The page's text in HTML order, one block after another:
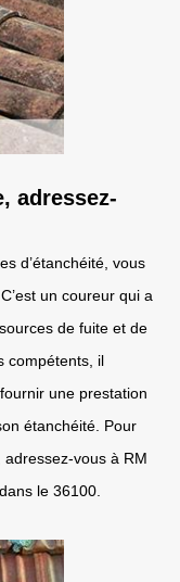
adressez-
d’étanchéité, vous
un coureur qui a
de fuite et de
compétents, il
une prestation
étanchéité. Pour
vous à RM
le 36100.